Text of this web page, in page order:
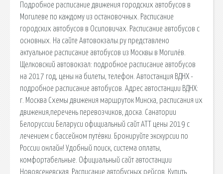
Подробное расписание движения городских автобусов в
Могилеве по каждому из остановочных. Расписание
городских автобусов в Осиповичах. Расписание автобусов с
основных. На сайте Автовокзалы.ру представлено
актуальное расписание автобусов из Москвы в Могилёв.
Щелковский автовокзал: подробное расписание автобусов
на 2017 год, цены на билеты, телефон. Автостанция ВДНХ -
подробное расписание автобусов. Адрес автостанции ВДНХ:
г. Москва Схемы движения маршруток Минска, расписания их
движения,перечень перевозчиков, доска. Санатории
Белоруссии Беларуси официальный сайт АТТ цены 2019 с
лечением с бассейном путёвки. Бронируйте экскурсии по
России онлайн! Удобный поиск, система оплаты,
комфортабельные. Официальный сайт автостанции
Новоясеневская. Расписание автобусных рейсов. Купить